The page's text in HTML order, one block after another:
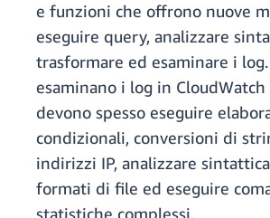
e funzioni che offrono nuove
eseguire query, analizzare
trasformare ed esaminare i
esaminano i log in
devono spesso eseguire
condizionali, conversioni di
indirizzi IP, analizzare
formati di file ed eseguire
statistiche complessi.